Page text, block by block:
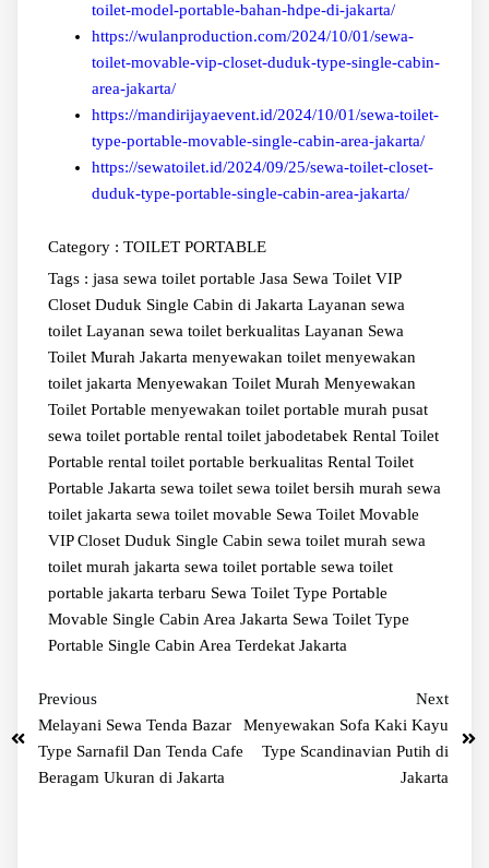
toilet-model-portable-bahan-hdpe-di-jakarta/
https://wulanproduction.com/2024/10/01/sewa-
toilet-movable-vip-closet-duduk-type-single-cabin-
area-jakarta/
https://mandirijayaevent.id/2024/10/01/sewa-toilet-
type-portable-movable-single-cabin-area-jakarta/
https://sewatoilet.id/2024/09/25/sewa-toilet-closet-
duduk-type-portable-single-cabin-area-jakarta/
Category : TOILET PORTABLE
Tags : jasa sewa toilet portable Jasa Sewa Toilet VIP
Closet Duduk Single Cabin di Jakarta Layanan sewa
toilet Layanan sewa toilet berkualitas Layanan Sewa
Toilet Murah Jakarta menyewakan toilet menyewakan
toilet jakarta Menyewakan Toilet Murah Menyewakan
Toilet Portable menyewakan toilet portable murah pusat
sewa toilet portable rental toilet jabodetabek Rental Toilet
Portable rental toilet portable berkualitas Rental Toilet
Portable Jakarta sewa toilet sewa toilet bersih murah sewa
toilet jakarta sewa toilet movable Sewa Toilet Movable
VIP Closet Duduk Single Cabin sewa toilet murah sewa
toilet murah jakarta sewa toilet portable sewa toilet
portable jakarta terbaru Sewa Toilet Type Portable
Movable Single Cabin Area Jakarta Sewa Toilet Type
Portable Single Cabin Area Terdekat Jakarta
Previous
Melayani Sewa Tenda Bazar
Type Sarnafil Dan Tenda Cafe
Beragam Ukuran di Jakarta
Next
Menyewakan Sofa Kaki Kayu
Type Scandinavian Putih di
Jakarta